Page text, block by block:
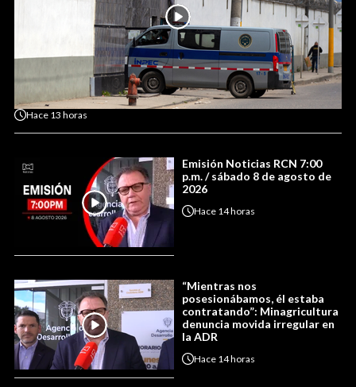
Hace 13 horas
Emisión Noticias RCN 7:00
p.m. / sábado 8 de agosto de
2026
Hace 14 horas
“Mientras nos
posesionábamos, él estaba
contratando”: Minagricultura
denuncia movida irregular en
la ADR
Hace 14 horas